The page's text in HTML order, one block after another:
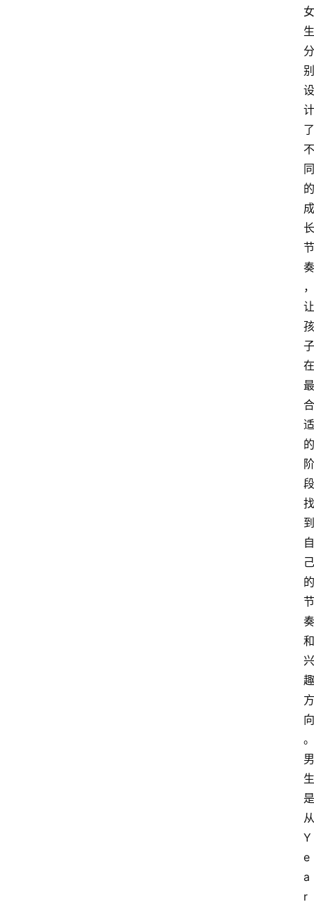
女
生
分
别
设
计
了
不
同
的
成
长
节
奏
，
让
孩
子
在
最
合
适
的
阶
段
找
到
自
己
的
节
奏
和
兴
趣
方
向
。
男
生
是
从
Y
e
a
r